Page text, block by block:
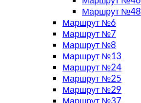
Маршрут №48
Маршрут №6
Маршрут №7
Маршрут №8
Маршрут №13
Маршрут №24
Маршрут №25
Маршрут №29
Маршрут №37